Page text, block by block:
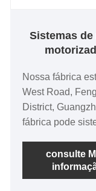
Sistemas
Nossa fábrica
West Road,
District,
fábrica pode
papel inclui um
gerenciamento
centro de
consulte